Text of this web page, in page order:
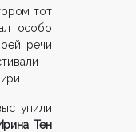
тот
особо
речи
–
Тен